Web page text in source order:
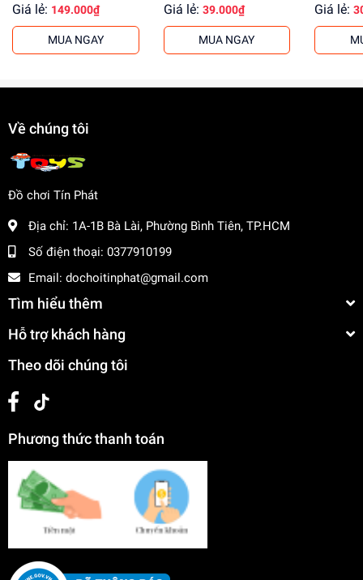
Giá lẻ: 149.000₫
MUA NGAY
Giá lẻ: 39.000₫
MUA NGAY
Giá lẻ:
Về chúng tôi
Đồ chơi Tín Phát
Địa chỉ: 1A-1B Bà Lài, Phường Bình Tiên, TP.HCM
Số điện thoại: 0377910199
Email: dochoitinphat@gmail.com
Tìm hiểu thêm
Hỗ trợ khách hàng
Theo dõi chúng tôi
Phương thức thanh toán